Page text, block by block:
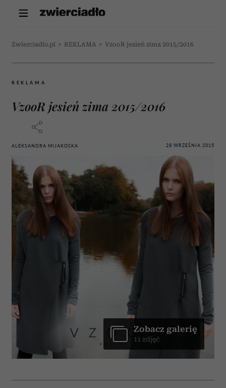
Zwierciadlo.pl > REKLAMA > VzooR jesień zima 2015/2016
REKLAMA
VzooR jesień zima 2015/2016
ALEKSANDRA MIJAKOSKA 28 WRZEŚNIA 2015
Zobacz galerię
11 zdjęć